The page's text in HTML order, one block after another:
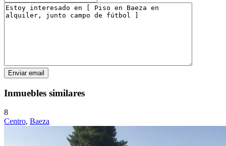
Inmuebles similares
8
Centro, Baeza